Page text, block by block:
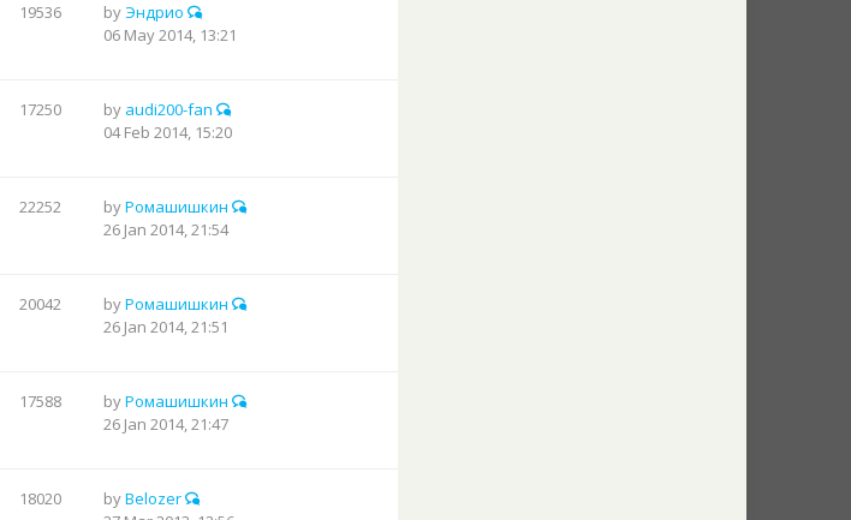
19536 byЭндрио
06 May 2014, 13:21
17250 by audi200-fan
04 Feb 2014, 15:20
22252 byРомашишкин
26 Jan 2014, 21:54
20042 byРомашишкин
26 Jan 2014, 21:51
17588 byРомашишкин
26 Jan 2014, 21:47
18020 byBelozer